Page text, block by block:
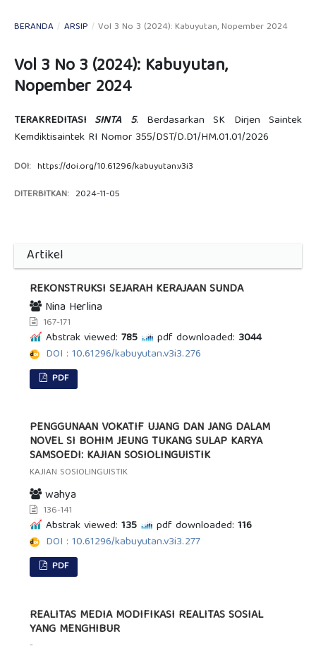
BERANDA / ARSIP / Vol 3 No 3 (2024): Kabuyutan, Nopember 2024
Vol 3 No 3 (2024): Kabuyutan,
Nopember 2024
TERAKREDITASI SINTA 5. Berdasarkan SK Dirjen Saintek
Kemdiktisaintek RI Nomor 355/DST/D.D1/HM.01.01/2026
DOI: https://doi.org/10.61296/kabuyutan.v3i3
DITERBITKAN: 2024-11-05
Artikel
REKONSTRUKSI SEJARAH KERAJAAN SUNDA
Nina Herlina
167-171
Abstrak viewed: 785 pdf downloaded: 3044
DOI : 10.61296/kabuyutan.v3i3.276
PDF
PENGGUNAAN VOKATIF UJANG DAN JANG DALAM
NOVEL SI BOHIM JEUNG TUKANG SULAP KARYA
SAMSOEDI: KAJIAN SOSIOLINGUISTIK
KAJIAN SOSIOLINGUISTIK
wahya
136-141
Abstrak viewed: 135 pdf downloaded: 116
DOI : 10.61296/kabuyutan.v3i3.277
PDF
REALITAS MEDIA MODIFIKASI REALITAS SOSIAL
YANG MENGHIBUR
-